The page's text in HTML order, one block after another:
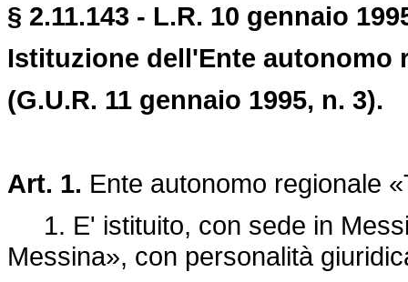
§ 2.11.143 - L.R. 10 gennaio
Istituzione dell'Ente autonomo
(G.U.R. 11 gennaio 1995, n. 3).
Art. 1. Ente autonomo regionale
1. E' istituito, con sede in
Messina», con personalità